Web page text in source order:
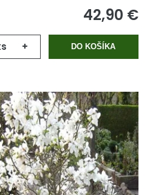
42,90 €
+ DO KOŠÍKA